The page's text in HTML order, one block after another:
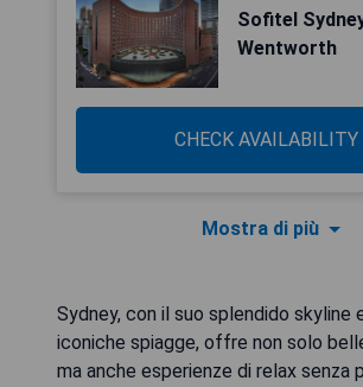
Sofitel
Wentworth
CHECK AVAILABILITY
Mostra di più
Sydney, con il suo splendido skyline
iconiche spiagge, offre non solo
ma anche esperienze di relax senza